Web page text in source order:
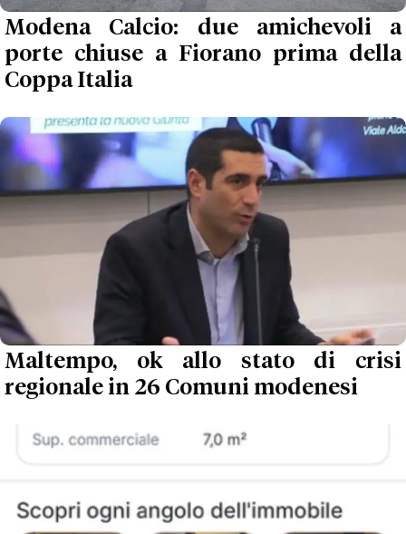
Modena Calcio: due amichevoli a
porte chiuse a Fiorano prima della
Coppa Italia
Maltempo, ok allo stato di crisi
regionale in 26 Comuni modenesi